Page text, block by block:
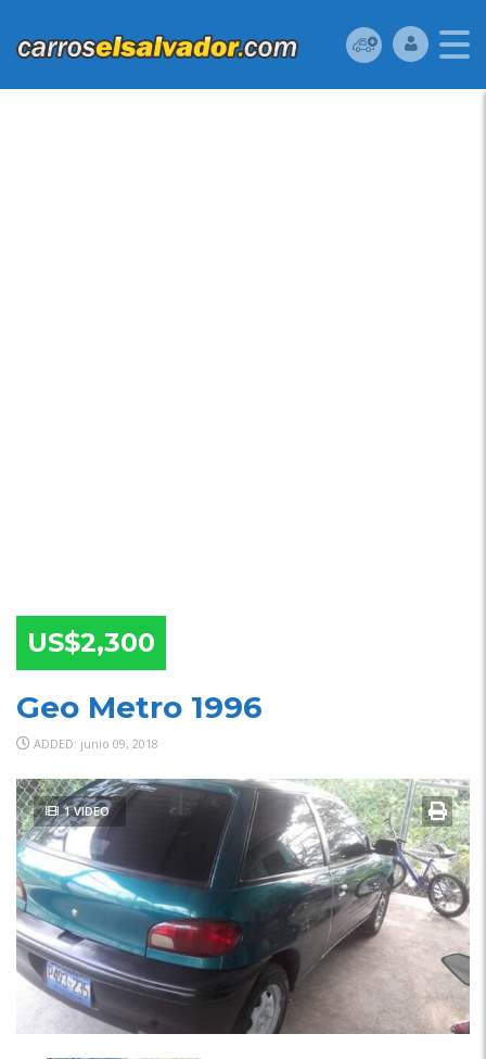
US$2,300
Geo Metro 1996
ADDED: junio 09, 2018
1 VIDEO